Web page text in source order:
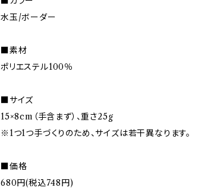
水玉/ボーダー
■素材
ポリエステル100％
■サイズ
15×8cm（手含まず）、重さ25g
※1つ1つ手づくりのため、サイズは若干異なります。
■価格
680円(税込748円)